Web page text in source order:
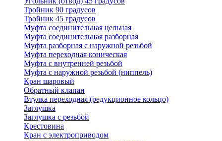
Тройник 90 градусов
Тройник 45 градусов
Муфта соединительная цельная
Муфта соединительная разборная
Муфта разборная с наружной резьбой
Муфта переходная коническая
Муфта с внутренней резьбой
Муфта с наружной резьбой (ниппель)
Кран шаровый
Обратный клапан
Втулка переходная (редукционное кольцо)
Заглушка
Заглушка с резьбой
Крестовина
Кран с электроприводом